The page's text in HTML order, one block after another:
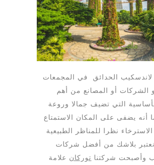
لاندسكيب الحدائق في المجمعات
الشركات أو المصانع من أهم
التي تضيف جمالا وروعة
أنه يضفى على المكان الاستمتاع
نظرا للمناظر الطبيعية
ونعتبر بلاشك من أفضل شركات
وأصبحت شركتنا توركان علامة